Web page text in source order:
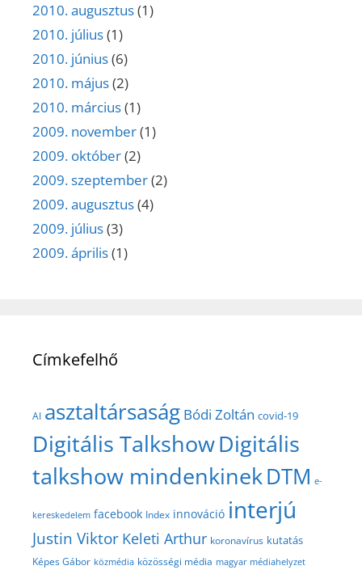
2010. augusztus(1)
2010. július(1)
2010. június(6)
2010. május(2)
2010. március(1)
2009. november(1)
2009. október(2)
2009. szeptember(2)
2009. augusztus(4)
2009. július(3)
2009. április(1)
Címkefelhő
AI asztaltársaság Bódi Zoltán covid-19
Digitális TalkshowDigitális
talkshow mindenkinekDTM e-
kereskedelem facebook Index innováció interjú
Justin Viktor Keleti Arthur koronavírus kutatás
Képes Gábor közmédia közösségi média magyar médiahelyzet